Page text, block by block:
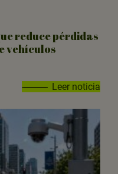
reduce pérdidas
vehículos
Leer noticia